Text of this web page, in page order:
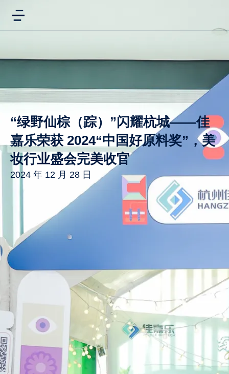
“绿野仙棕（踪）”闪耀杭城——佳
嘉乐荣获 2024“中国好原料奖”，美
妆行业盛会完美收官
2024 年 12 月 28 日